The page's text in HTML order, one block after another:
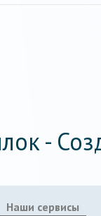
-
Наши сервисы